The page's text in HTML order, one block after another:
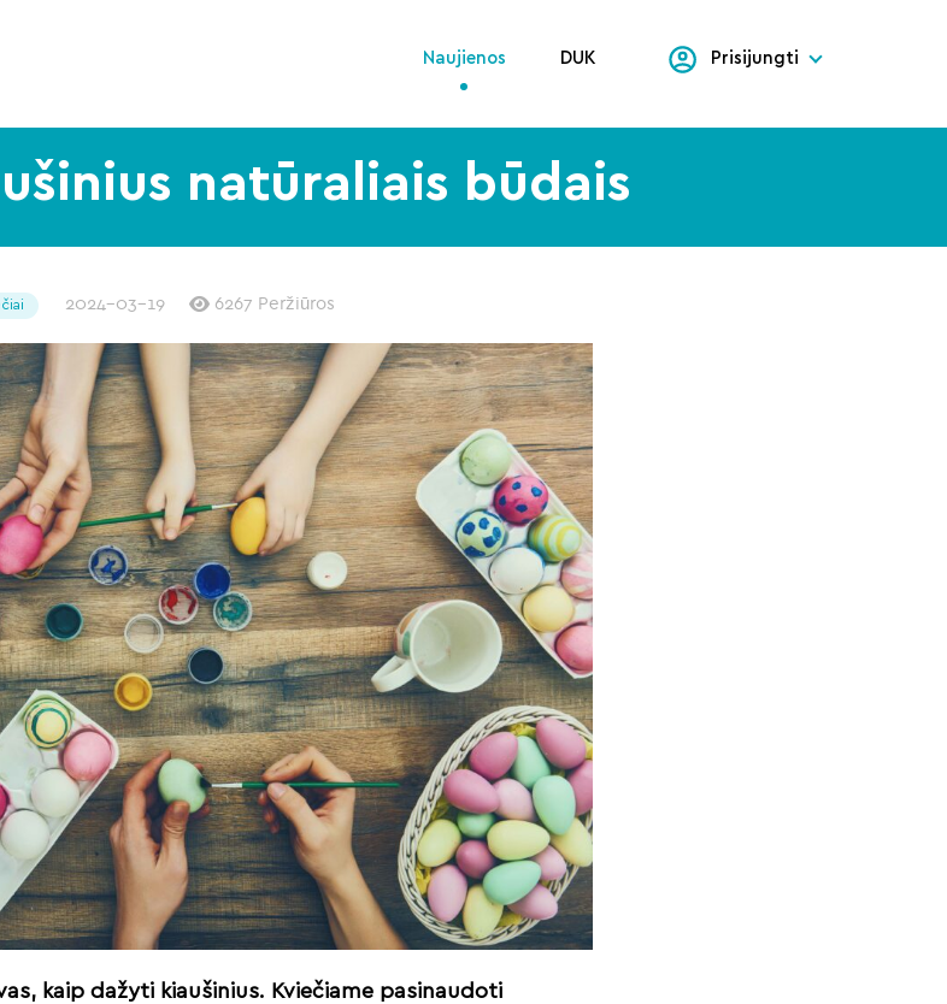
Naujienos DUK Prisijungti
natūraliais būdais
2024-03-19 6267 Peržiūros
kaip dažyti kiaušinius. Kviečiame pasinaudoti